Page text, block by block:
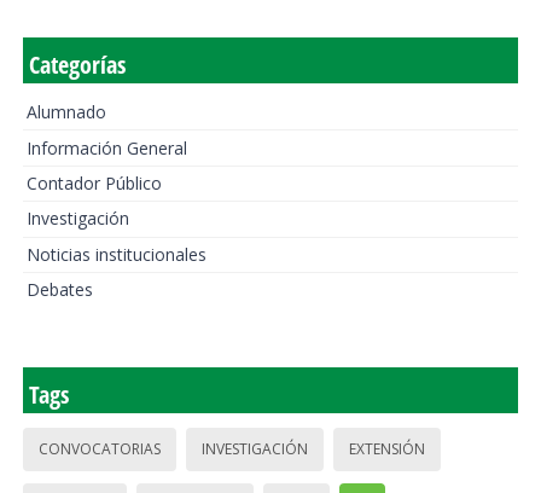
Categorías
Alumnado
Información General
Contador Público
Investigación
Noticias institucionales
Debates
Tags
CONVOCATORIAS INVESTIGACIÓN EXTENSIÓN